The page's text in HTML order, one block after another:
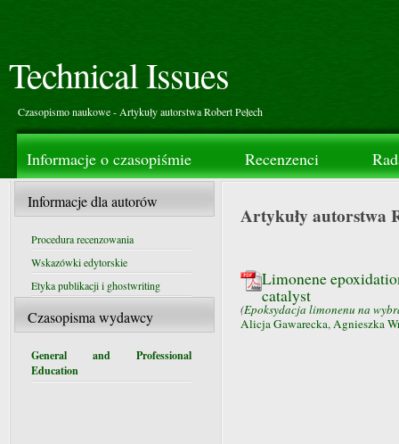
Technical Issues
Czasopismo naukowe - Artykuły autorstwa Robert Pełech
Informacje o czasopiśmie Recenzenci
Informacje dla autorów
Procedura recenzowania
Wskazówki edytorskie
Etyka publikacji i ghostwriting
Czasopisma wydawcy
General and Professional
Education
Artykuły autorstwa
Limonene
catalyst
(Epoksydacja limonenu na
Alicja Gawarecka,Agnieszka